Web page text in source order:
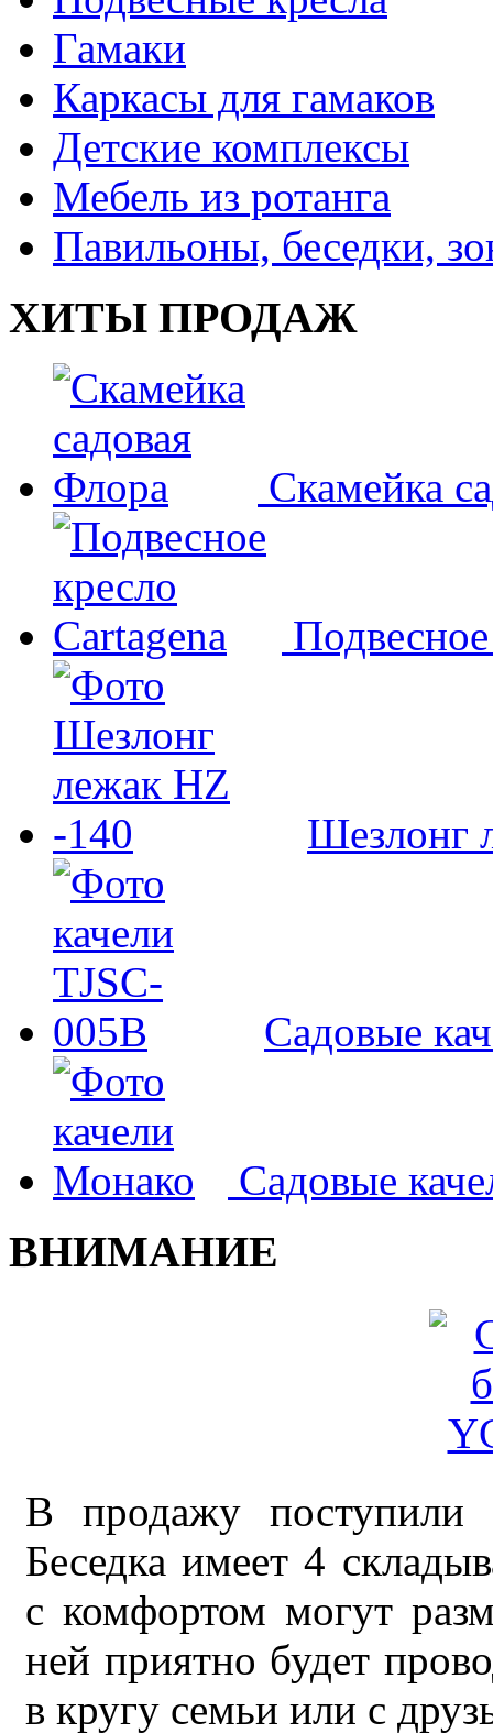
Гамаки
Каркасы для гамаков
Детские комплексы
Мебель из ротанга
Павильоны, беседки,
ХИТЫ ПРОДАЖ
Скамейка
Шезлонг
Садовые
Садовые
ВНИМАНИЕ
В продажу поступили
Беседка имеет 4
с комфортом могут
ней приятно будет
в кругу семьи или с